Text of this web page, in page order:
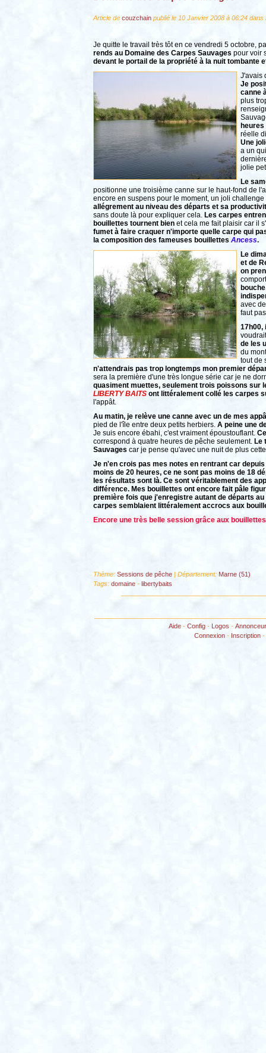
Article de couzchainpublié le 10 Janvier 2008 à 06:24 dans
Je quitte le travail très tôt en ce vendredi 5 octobre,
rends au Domaine des Carpes Sauvages pour voir
devant le portail de la propriété à la nuit tombante
J'avais
Je
canne
plus
réelle
Une
a un
jolie
Le
positionne une troisième canne sur le haut-fond de
encore en suspens pour le moment, un joli
allégrement au niveau des départs et sa
sans doute là pour expliquer cela. Les carpes
bouillettes tournent bien et cela me fait plaisir car il
fumet à faire craquer n'importe quelle carpe qui
la composition des fameuses bouillettes Ancess.
Le
et de
on
avec
faut
17h00,
de les
du
tout de
n'attendrais pas trop longtemps mon premier
sera la première d'une très longue série car je ne
quasiment muettes, seulement trois poissons sur
LIBERTY BAITSont littéralement collé les carpes
l'appât.
Au matin, je relève une canne avec un de mes
pied de l'île entre deux petits herbiers. A peine une
Je suis encore ébahi, c'est vraiment époustouflant.
correspond à quatre heures de pêche seulement. Le
Sauvages car je pense qu'avec une nuit de plus
Je n'en crois pas mes notes en rentrant car
moins de 20 heures, ce ne sont pas moins de 18
les résultats sont là. Ce sont véritablement des
différence. Mes bouillettes ont encore fait pâle
première fois que j'enregistre autant de départs
carpes semblaient littéralement accrocs aux
Encore une très belle session grâce aux
Thème: Sessions de pêche| Département: Marne (51)
Tags: domaine- libertybaits
Aide- Config- Logos -
Connexion - Inscription -